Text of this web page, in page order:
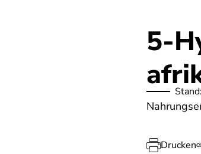
5-
Stand:
Drucken